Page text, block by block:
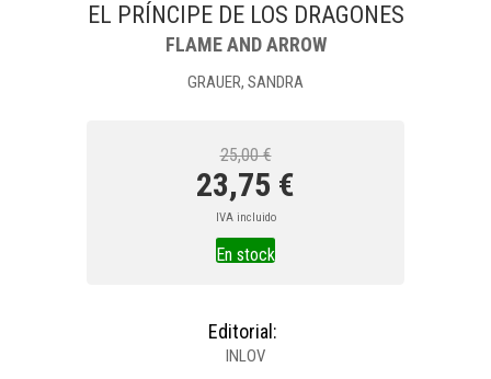
EL PRÍNCIPE DE LOS DRAGONES
FLAME AND ARROW
GRAUER, SANDRA
25,00 €
23,75 €
IVA incluido
En stock
Editorial:
INLOV